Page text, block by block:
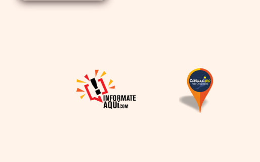
Mientras que antes la
permitido la producción de
alternativas genéricas tanto